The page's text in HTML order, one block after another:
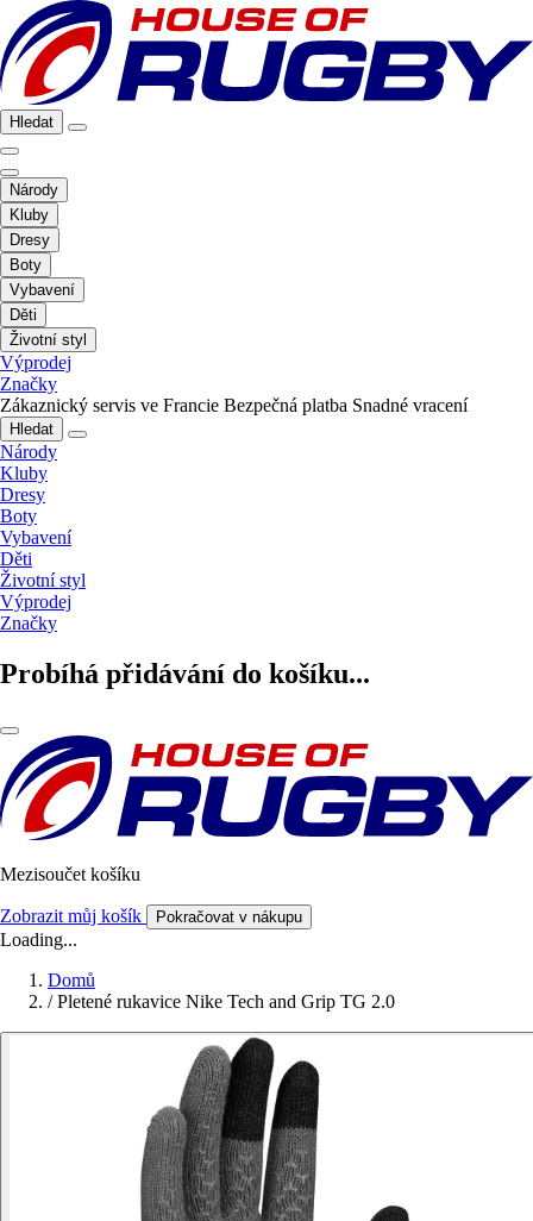
Hledat
Národy
Kluby
Dresy
Boty
Vybavení
Děti
Životní styl
Výprodej
Značky
Zákaznický servis ve Francie Bezpečná platba Snadné vracení
Hledat
Národy
Kluby
Dresy
Boty
Vybavení
Děti
Životní styl
Výprodej
Značky
Probíhá přidávání do košíku...
Mezisoučet košíku
Zobrazit můj košík Pokračovat v nákupu
Loading...
Domů
/ Pletené rukavice Nike Tech and Grip TG 2.0